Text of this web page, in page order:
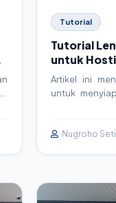
Tutorial
Tutorial
untuk
Artikel ini
untuk
praktis mulai
Nugroho